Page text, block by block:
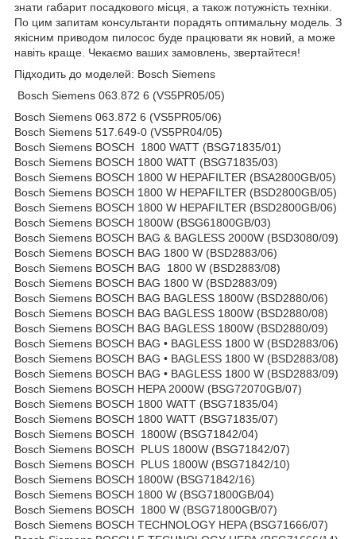
знати габарит посадкового місця, а також потужність техніки.
По цим запитам консультанти порадять оптимальну модель. З
якісним приводом пилосос буде працювати як новий, а може
навіть краще. Чекаємо ваших замовлень, звертайтеся!
Підходить до моделей: Bosch Siemens
Bosch Siemens 063.872 6 (VS5PR05/05)
Bosch Siemens 063.872 6 (VS5PR05/06)
Bosch Siemens 517.649-0 (VS5PR04/05)
Bosch Siemens BOSCH 1800 WATT (BSG71835/01)
Bosch Siemens BOSCH 1800 WATT (BSG71835/03)
Bosch Siemens BOSCH 1800 W HEPAFILTER (BSA2800GB/05)
Bosch Siemens BOSCH 1800 W HEPAFILTER (BSD2800GB/05)
Bosch Siemens BOSCH 1800 W HEPAFILTER (BSD2800GB/06)
Bosch Siemens BOSCH 1800W (BSG61800GB/03)
Bosch Siemens BOSCH BAG & BAGLESS 2000W (BSD3080/09)
Bosch Siemens BOSCH BAG 1800 W (BSD2883/06)
Bosch Siemens BOSCH BAG 1800 W (BSD2883/08)
Bosch Siemens BOSCH BAG 1800 W (BSD2883/09)
Bosch Siemens BOSCH BAG BAGLESS 1800W (BSD2880/06)
Bosch Siemens BOSCH BAG BAGLESS 1800W (BSD2880/08)
Bosch Siemens BOSCH BAG BAGLESS 1800W (BSD2880/09)
Bosch Siemens BOSCH BAG • BAGLESS 1800 W (BSD2883/06)
Bosch Siemens BOSCH BAG • BAGLESS 1800 W (BSD2883/08)
Bosch Siemens BOSCH BAG • BAGLESS 1800 W (BSD2883/09)
Bosch Siemens BOSCH HEPA 2000W (BSG72070GB/07)
Bosch Siemens BOSCH 1800 WATT (BSG71835/04)
Bosch Siemens BOSCH 1800 WATT (BSG71835/07)
Bosch Siemens BOSCH 1800W (BSG71842/04)
Bosch Siemens BOSCH PLUS 1800W (BSG71842/07)
Bosch Siemens BOSCH PLUS 1800W (BSG71842/10)
Bosch Siemens BOSCH 1800W (BSG71842/16)
Bosch Siemens BOSCH 1800 W (BSG71800GB/04)
Bosch Siemens BOSCH 1800 W (BSG71800GB/07)
Bosch Siemens BOSCH TECHNOLOGY HEPA (BSG71666/07)